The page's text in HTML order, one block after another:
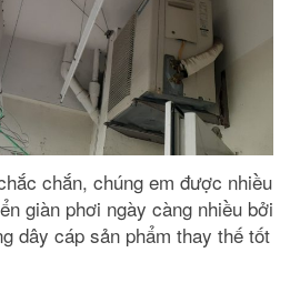
chắn, chúng em được nhiều
giàn phơi ngày càng nhiều bởi
dây cáp sản phẩm thay thế tốt